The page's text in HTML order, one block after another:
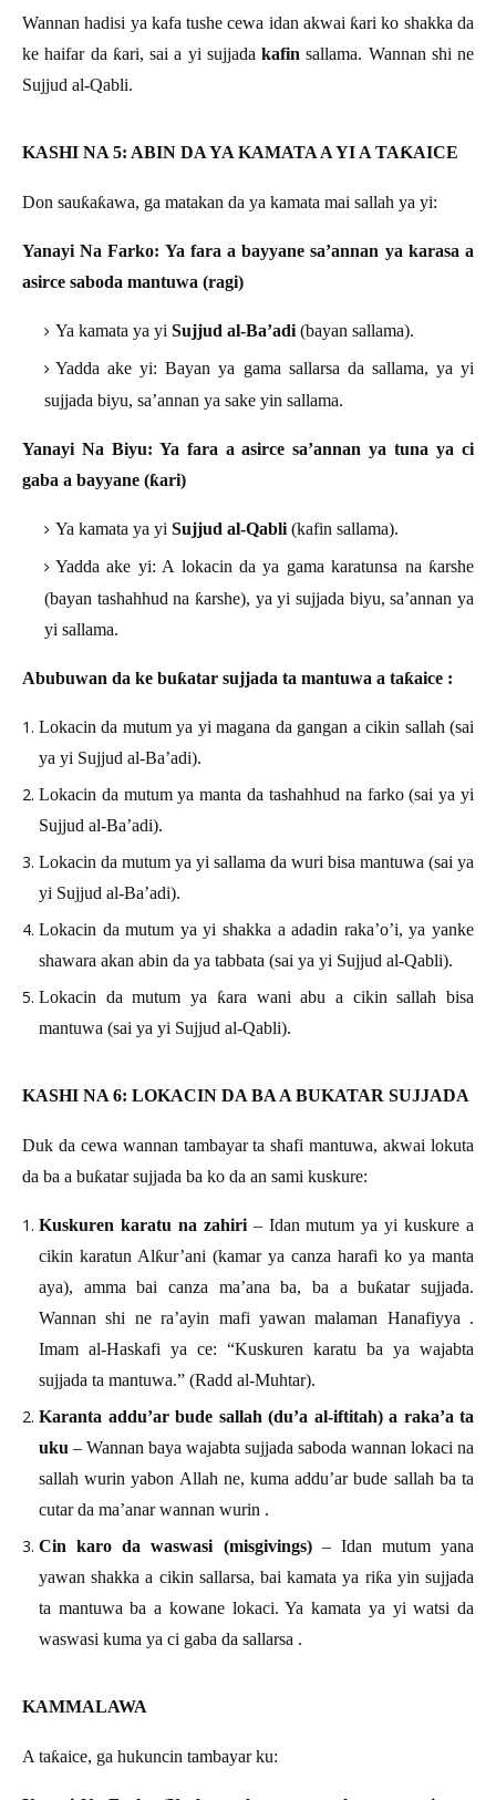
Wannan hadisi ya kafa tushe cewa idan akwai ƙari ko shakka da
ke haifar da ƙari, sai a yi sujjada kafin sallama. Wannan shi ne
Sujjud al-Qabli.
KASHI NA 5: ABIN DA YA KAMATA A YI A TAƘAICE
Don sauƙaƙawa, ga matakan da ya kamata mai sallah ya yi:
Yanayi Na Farko: Ya fara a bayyane sa’annan ya karasa a
asirce saboda mantuwa (ragi)
Ya kamata ya yi Sujjud al-Ba’adi (bayan sallama).
Yadda ake yi: Bayan ya gama sallarsa da sallama, ya yi
sujjada biyu, sa’annan ya sake yin sallama.
Yanayi Na Biyu: Ya fara a asirce sa’annan ya tuna ya ci
gaba a bayyane (ƙari)
Ya kamata ya yi Sujjud al-Qabli (kafin sallama).
Yadda ake yi: A lokacin da ya gama karatunsa na ƙarshe
(bayan tashahhud na ƙarshe), ya yi sujjada biyu, sa’annan ya
yi sallama.
Abubuwan da ke buƙatar sujjada ta mantuwa a taƙaice :
Lokacin da mutum ya yi magana da gangan a cikin sallah (sai
ya yi Sujjud al-Ba’adi).
Lokacin da mutum ya manta da tashahhud na farko (sai ya yi
Sujjud al-Ba’adi).
Lokacin da mutum ya yi sallama da wuri bisa mantuwa (sai ya
yi Sujjud al-Ba’adi).
Lokacin da mutum ya yi shakka a adadin raka’o’i, ya yanke
shawara akan abin da ya tabbata (sai ya yi Sujjud al-Qabli).
Lokacin da mutum ya ƙara wani abu a cikin sallah bisa
mantuwa (sai ya yi Sujjud al-Qabli).
KASHI NA 6: LOKACIN DA BA A BUKATAR SUJJADA
Duk da cewa wannan tambayar ta shafi mantuwa, akwai lokuta
da ba a buƙatar sujjada ba ko da an sami kuskure:
Kuskuren karatu na zahiri– Idan mutum ya yi kuskure a
cikin karatun Alƙur’ani (kamar ya canza harafi ko ya manta
aya), amma bai canza ma’ana ba, ba a buƙatar sujjada.
Wannan shi ne ra’ayin mafi yawan malaman Hanafiyya .
Imam al-Haskafi ya ce: “Kuskuren karatu ba ya wajabta
sujjada ta mantuwa.” (Radd al-Muhtar).
Karanta addu’ar bude sallah (du’a al-iftitah) a raka’a ta
uku – Wannan baya wajabta sujjada saboda wannan lokaci na
sallah wurin yabon Allah ne, kuma addu’ar bude sallah ba ta
cutar da ma’anar wannan wurin .
Cin karo da waswasi (misgivings)– Idan mutum yana
yawan shakka a cikin sallarsa, bai kamata ya riƙa yin sujjada
ta mantuwa ba a kowane lokaci. Ya kamata ya yi watsi da
waswasi kuma ya ci gaba da sallarsa .
KAMMALAWA
A taƙaice, ga hukuncin tambayar ku: